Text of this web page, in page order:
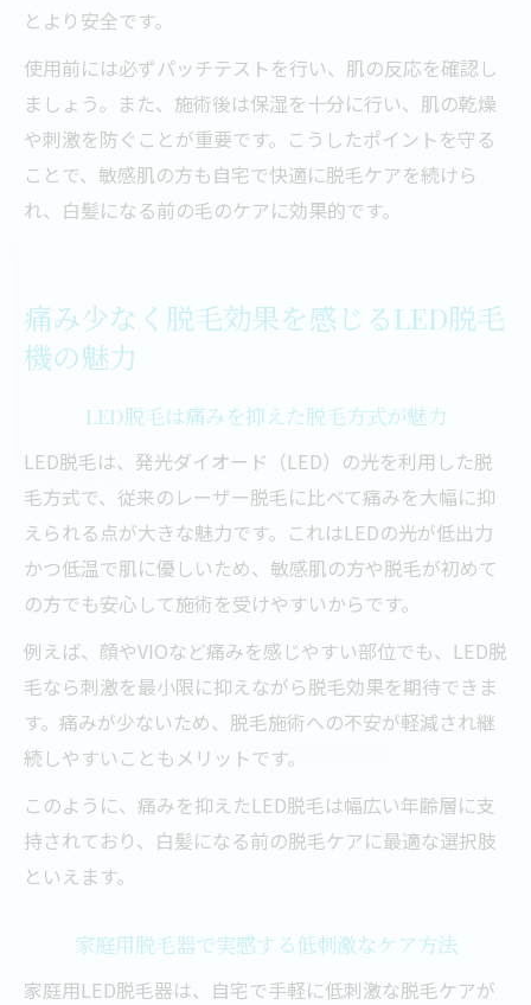
とより安全です。
使用前には必ずパッチテストを行い、肌の反応を確認し
ましょう。また、施術後は保湿を十分に行い、肌の乾燥
や刺激を防ぐことが重要です。こうしたポイントを守る
ことで、敏感肌の方も自宅で快適に脱毛ケアを続けら
れ、白髪になる前の毛のケアに効果的です。
痛み少なく脱毛効果を感じるLED脱毛
機の魅力
LED脱毛は痛みを抑えた脱毛方式が魅力
LED脱毛は、発光ダイオード（LED）の光を利用した脱
毛方式で、従来のレーザー脱毛に比べて痛みを大幅に抑
えられる点が大きな魅力です。これはLEDの光が低出力
かつ低温で肌に優しいため、敏感肌の方や脱毛が初めて
の方でも安心して施術を受けやすいからです。
例えば、顔やVIOなど痛みを感じやすい部位でも、LED脱
毛なら刺激を最小限に抑えながら脱毛効果を期待できま
す。痛みが少ないため、脱毛施術への不安が軽減され継
続しやすいこともメリットです。
このように、痛みを抑えたLED脱毛は幅広い年齢層に支
持されており、白髪になる前の脱毛ケアに最適な選択肢
といえます。
家庭用脱毛器で実感する低刺激なケア方法
家庭用LED脱毛器は、自宅で手軽に低刺激な脱毛ケアが